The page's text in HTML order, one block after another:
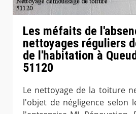
Les méfaits de
nettoyages réguliers
de l'habitation à
51120
Le nettoyage de la toiture
l'objet de négligence selon